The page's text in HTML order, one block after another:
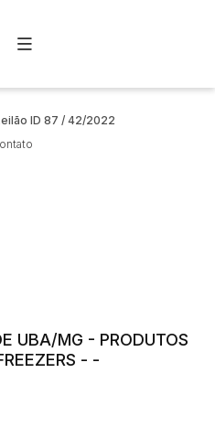
ID 87 / 42/2022
UBA/MG - PRODUTOS
- -